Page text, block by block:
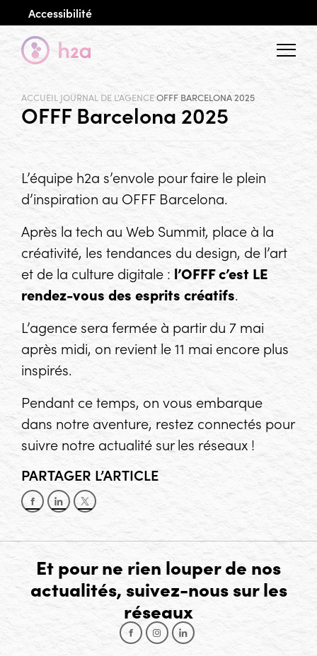
Accessibilité
Menu
ACCUEIL JOURNAL DE L'AGENCEOFFF BARCELONA 2025
OFFF Barcelona 2025
L’équipe h2a s’envole pour faire le plein
d’inspiration au OFFF Barcelona.
Après la tech au Web Summit, place à la
créativité, les tendances du design, de l’art
et de la culture digitale : l’OFFF c’est LE
rendez-vous des esprits créatifs.
L’agence sera fermée à partir du 7 mai
après midi, on revient le 11 mai encore plus
inspirés.
Pendant ce temps, on vous embarque
dans notre aventure, restez connectés pour
suivre notre actualité sur les réseaux !
PARTAGER L’ARTICLE
Partager sur Facebook
Partager sur LinkedIn
Partager sur X
Et pour ne rien louper de nos
actualités, suivez-nous sur les
réseaux
Facebook
Instagram
LinkedIn